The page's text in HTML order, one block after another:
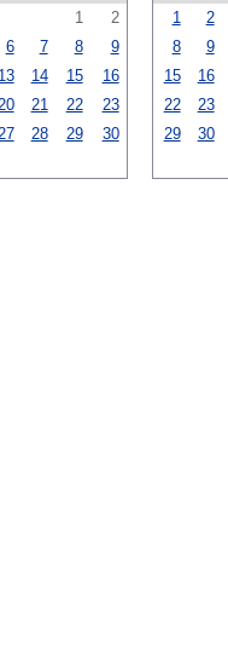
1
2
6 7 8
9
13 14 15
16
21 22
23
28 29 30
1
2
8
9
15
16
22
23
29
30